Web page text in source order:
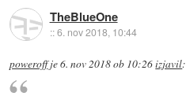
TheBlueOne
::6. nov 2018, 10:44
poweroffje6. nov 2018 ob 10:26izjavil: